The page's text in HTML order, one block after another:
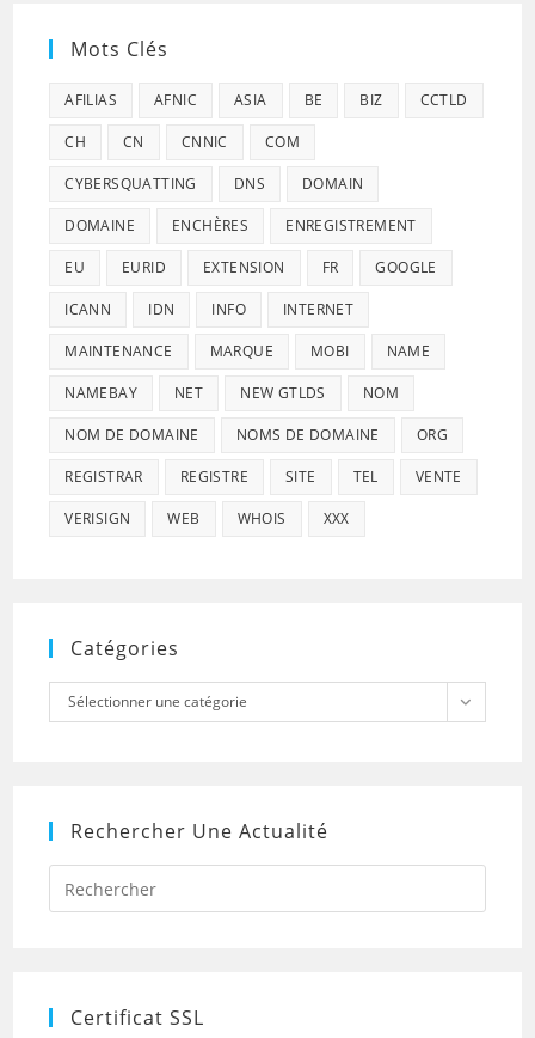
Mots Clés
AFILIAS AFNIC ASIA BE BIZ CCTLD
CH CN CNNIC COM
CYBERSQUATTING DNS DOMAIN
DOMAINE ENCHÈRES ENREGISTREMENT
EU EURID EXTENSION FR GOOGLE
ICANN IDN INFO INTERNET
MAINTENANCE MARQUE MOBI NAME
NAMEBAY NET NEW GTLDS NOM
NOM DE DOMAINE NOMS DE DOMAINE ORG
REGISTRAR REGISTRE SITE TEL VENTE
VERISIGN WEB WHOIS XXX
Catégories
Catégories
Sélectionner une catégorie
Rechercher Une Actualité
Press
to
Certificat SSL